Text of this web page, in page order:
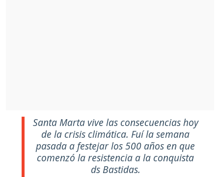
Santa Marta vive las consecuencias hoy
de la crisis climática. Fuí la semana
pasada a festejar los 500 años en que
comenzó la resistencia a la conquista
ds Bastidas.